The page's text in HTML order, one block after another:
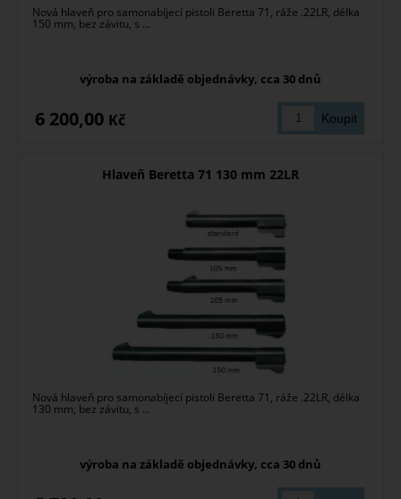
Nová hlaveň pro samonabíjecí pistoli Beretta 71, ráže .22LR, délka
150 mm, bez závitu, s ...
výroba na základě objednávky, cca 30 dnů
6 200,00 Kč
Hlaveň Beretta 71 130 mm 22LR
Nová hlaveň pro samonabíjecí pistoli Beretta 71, ráže .22LR, délka
130 mm, bez závitu, s ...
výroba na základě objednávky, cca 30 dnů